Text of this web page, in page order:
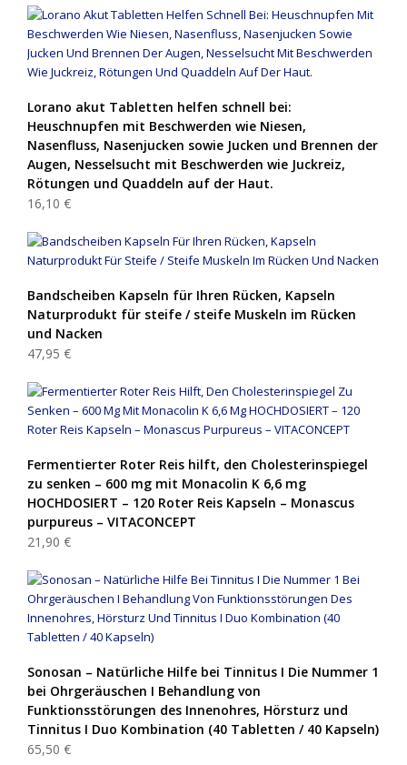
Lorano akut Tabletten helfen schnell bei:
Heuschnupfen mit Beschwerden wie Niesen,
Nasenfluss, Nasenjucken sowie Jucken und Brennen der
Augen, Nesselsucht mit Beschwerden wie Juckreiz,
Rötungen und Quaddeln auf der Haut.
16,10 €
Bandscheiben Kapseln für Ihren Rücken, Kapseln
Naturprodukt für steife / steife Muskeln im Rücken
und Nacken
47,95 €
Fermentierter Roter Reis hilft, den Cholesterinspiegel
zu senken – 600 mg mit Monacolin K 6,6 mg
HOCHDOSIERT – 120 Roter Reis Kapseln – Monascus
purpureus – VITACONCEPT
21,90 €
Sonosan – Natürliche Hilfe bei Tinnitus I Die Nummer 1
bei Ohrgeräuschen I Behandlung von
Funktionsstörungen des Innenohres, Hörsturz und
Tinnitus I Duo Kombination (40 Tabletten / 40 Kapseln)
65,50 €